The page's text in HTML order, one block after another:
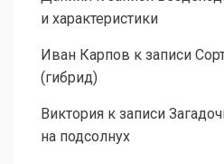
и характеристики
Иван Карпов к записи
(гибрид)
Виктория к записи
на подсолнух